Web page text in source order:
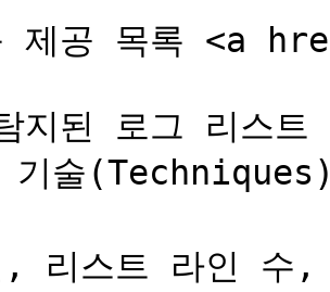
제공 목록 <a
된 로그 리스트